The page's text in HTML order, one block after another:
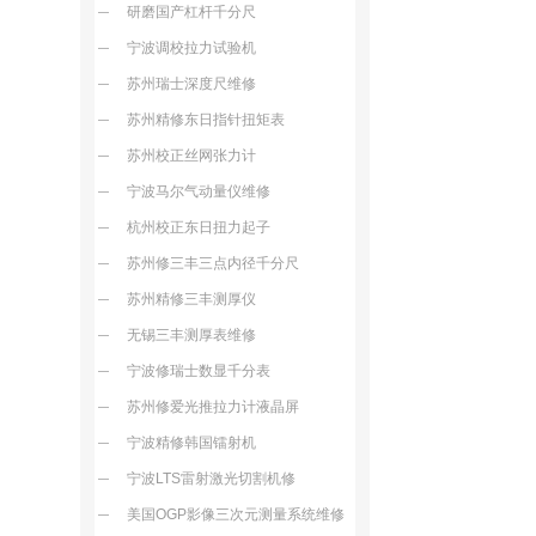
研磨国产杠杆千分尺
宁波调校拉力试验机
苏州瑞士深度尺维修
苏州精修东日指针扭矩表
苏州校正丝网张力计
宁波马尔气动量仪维修
杭州校正东日扭力起子
苏州修三丰三点内径千分尺
苏州精修三丰测厚仪
无锡三丰测厚表维修
宁波修瑞士数显千分表
苏州修爱光推拉力计液晶屏
宁波精修韩国镭射机
宁波LTS雷射激光切割机修
美国OGP影像三次元测量系统维修